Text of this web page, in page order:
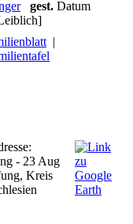
gest. Datum
|
- 23 Aug
Kreis